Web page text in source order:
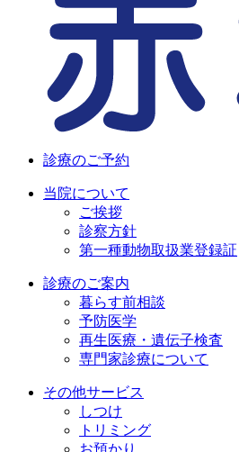
診療のご予約
当院について
ご挨拶
診察方針
第一種動物取扱業登録証
診療のご案内
暮らす前相談
予防医学
再生医療・遺伝子検査
専門家診療について
その他サービス
しつけ
トリミング